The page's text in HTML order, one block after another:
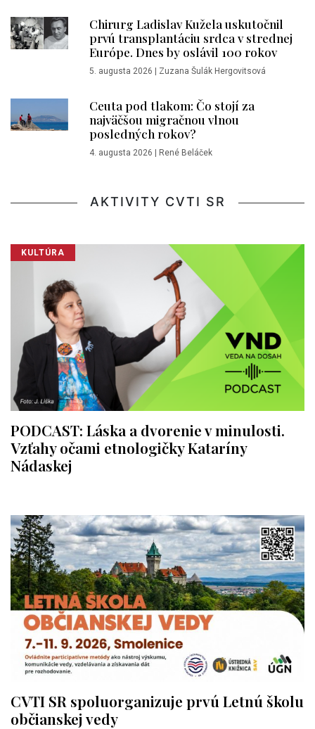
Chirurg Ladislav Kužela uskutočnil
prvú transplantáciu srdca v strednej
Európe. Dnes by oslávil 100 rokov
5. augusta 2026 Zuzana Šulák Hergovitsová
Ceuta pod tlakom: Čo stojí za
najväčšou migračnou vlnou
posledných rokov?
4. augusta 2026 René Beláček
AKTIVITY CVTI SR
KULTÚRA
PODCAST: Láska a dvorenie v minulosti.
Vzťahy očami etnologičky Kataríny
Nádaskej
CVTI SR spoluorganizuje prvú Letnú školu
občianskej vedy